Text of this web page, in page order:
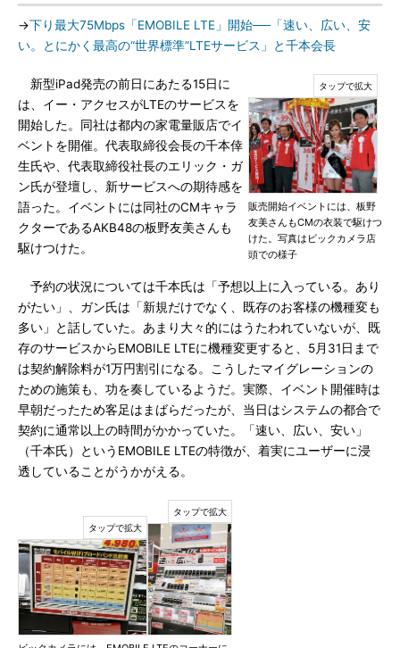
→下り最大75Mbps「EMOBILE LTE」開始──「速い、広い、安
い。とにかく最高の“世界標準”LTEサービス」と千本会長
販売開始イベントには、板野
友美さんもCMの衣装で駆けつ
けた。写真はビックカメラ店
頭での様子
新型iPad発売の前日にあたる15日に
は、イー・アクセスがLTEのサービスを
開始した。同社は都内の家電量販店でイ
ベントを開催。代表取締役会長の千本倖
生氏や、代表取締役社長のエリック・ガ
ン氏が登壇し、新サービスへの期待感を
語った。イベントには同社のCMキャラ
クターであるAKB48の板野友美さんも
駆けつけた。
予約の状況については千本氏は「予想以上に入っている。あり
がたい」、ガン氏は「新規だけでなく、既存のお客様の機種変も
多い」と話していた。あまり大々的にはうたわれていないが、既
存のサービスからEMOBILE LTEに機種変更すると、5月31日まで
は契約解除料が1万円割引になる。こうしたマイグレーションの
ための施策も、功を奏しているようだ。実際、イベント開催時は
早朝だったため客足はまばらだったが、当日はシステムの都合で
契約に通常以上の時間がかかっていた。「速い、広い、安い」
（千本氏）というEMOBILE LTEの特徴が、着実にユーザーに浸
透していることがうかがえる。